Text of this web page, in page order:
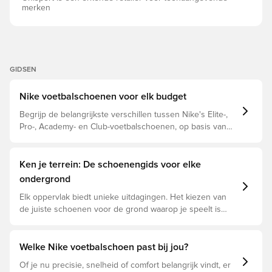
merken
GIDSEN
Nike voetbalschoenen voor elk budget
Begrijp de belangrijkste verschillen tussen Nike's Elite-,
Pro-, Academy- en Club-voetbalschoenen, op basis van
Ken je terrein: De schoenengids voor elke
ondergrond
Elk oppervlak biedt unieke uitdagingen. Het kiezen van
de juiste schoenen voor de grond waarop je speelt is
schoen. Lees verder om te zien welke schoenen de
Welke Nike voetbalschoen past bij jou?
Of je nu precisie, snelheid of comfort belangrijk vindt, er